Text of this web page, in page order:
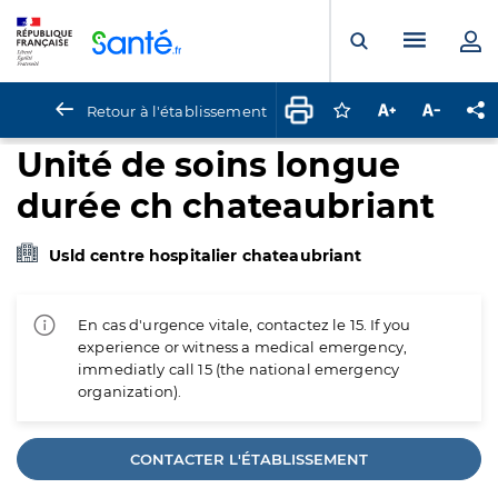
Ouvrir laMenu
Retour à l'établissement Connectez-vous
Augmenter la
Unité de soins longue
durée ch chateaubriant
Usld centre hospitalier chateaubriant
En cas d'urgence vitale, contactez le 15. If you
experience or witness a medical emergency,
immediatly call 15 (the national emergency
organization).
CONTACTER L'ÉTABLISSEMENT